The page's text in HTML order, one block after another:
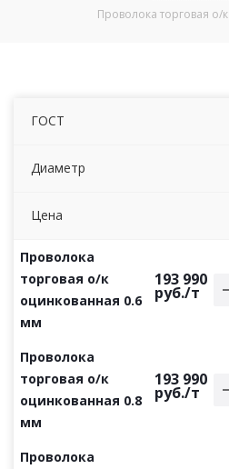
Проволока торговая о/
ГОСТ
Диаметр
Цена
Проволока
торговая о/к
оцинкованная 0.6
мм
193 990
руб./т
Проволока
торговая о/к
оцинкованная 0.8
мм
193 990
руб./т
Проволока